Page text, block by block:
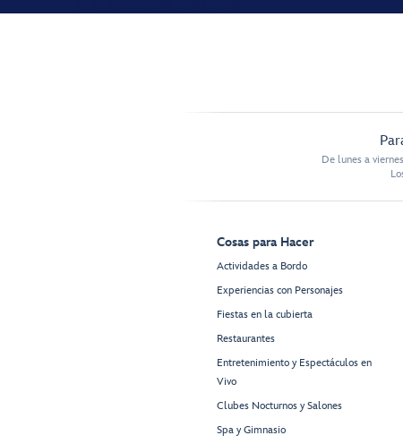
De lunes a
Cosas para Hacer
Actividades a Bordo
Experiencias con Personajes
Fiestas en la cubierta
Restaurantes
Entretenimiento y Espectáculos en
Vivo
Clubes Nocturnos y Salones
Spa y Gimnasio